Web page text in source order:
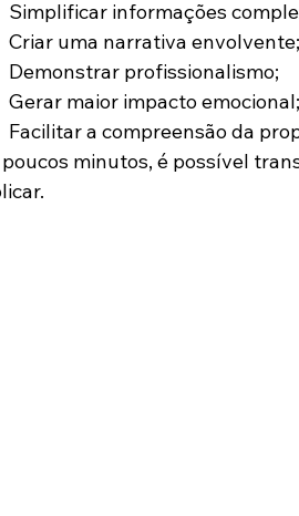
Simplificar informações
Criar uma narrativa envolvente;
Demonstrar profissionalismo;
Gerar maior impacto emocional;
Facilitar a compreensão da
poucos minutos, é possível